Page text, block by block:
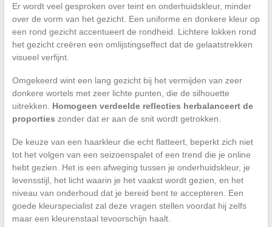
Er wordt veel gesproken over teint en onderhuidskleur, minder
over de vorm van het gezicht. Een uniforme en donkere kleur op
een rond gezicht accentueert de rondheid. Lichtere lokken rond
het gezicht creëren een omlijstingseffect dat de gelaatstrekken
visueel verfijnt.
Omgekeerd wint een lang gezicht bij het vermijden van zeer
donkere wortels met zeer lichte punten, die de silhouette
uitrekken. Homogeen verdeelde reflecties herbalanceert de
proporties zonder dat er aan de snit wordt getrokken.
De keuze van een haarkleur die echt flatteert, beperkt zich niet
tot het volgen van een seizoenspalet of een trend die je online
hebt gezien. Het is een afweging tussen je onderhuidskleur, je
levensstijl, het licht waarin je het vaakst wordt gezien, en het
niveau van onderhoud dat je bereid bent te accepteren. Een
goede kleurspecialist zal deze vragen stellen voordat hij zelfs
maar een kleurenstaal tevoorschijn haalt.